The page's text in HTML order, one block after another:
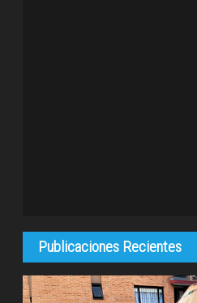
Publicaciones Recientes